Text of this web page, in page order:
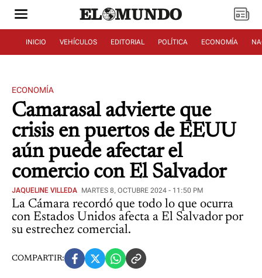
INICIO VEHÍCULOS EDITORIAL POLÍTICA ECONOMÍA
ECONOMÍA
Camarasal advierte que
crisis en puertos de EEUU
aún puede afectar el
comercio con El Salvador
JAQUELINE VILLEDA MARTES 8, OCTUBRE 2024 - 11:50 PM
La Cámara recordó que todo lo que ocurra
con Estados Unidos afecta a El Salvador por
su estrechez comercial.
COMPARTIR: